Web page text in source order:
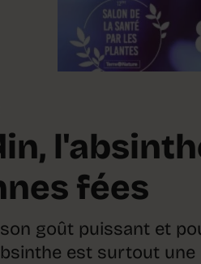
fées
goût puissant et
est surtout une